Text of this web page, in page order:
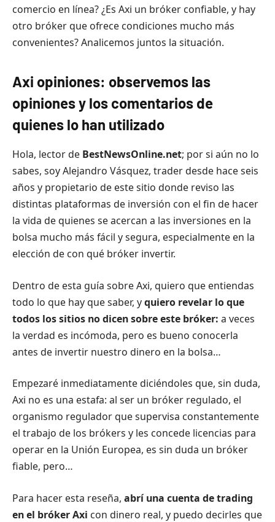
comercio en línea? ¿Es Axi un bróker confiable, y hay
otro bróker que ofrece condiciones mucho más
convenientes? Analicemos juntos la situación.
Axi opiniones: observemos las
opiniones y los comentarios de
quienes lo han utilizado
Hola, lector de BestNewsOnline.net; por si aún no lo
sabes, soy Alejandro Vásquez, trader desde hace seis
años y propietario de este sitio donde reviso las
distintas plataformas de inversión con el fin de hacer
la vida de quienes se acercan a las inversiones en la
bolsa mucho más fácil y segura, especialmente en la
elección de con qué bróker invertir.
Dentro de esta guía sobre Axi, quiero que entiendas
todo lo que hay que saber, yquiero revelar lo que
todos los sitios no dicen sobre este bróker: a veces
la verdad es incómoda, pero es bueno conocerla
antes de invertir nuestro dinero en la bolsa…
Empezaré inmediatamente diciéndoles que, sin duda,
Axi no es una estafa: al ser un bróker regulado, el
organismo regulador que supervisa constantemente
el trabajo de los brókers y les concede licencias para
operar en la Unión Europea, es sin duda un bróker
fiable, pero…
Para hacer esta reseña, abrí una cuenta de trading
en el bróker Axi con dinero real, y puedo decirles que